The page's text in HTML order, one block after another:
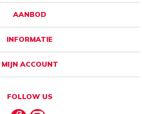
AANBOD
INFORMATIE
MIJN ACCOUNT
FOLLOW US